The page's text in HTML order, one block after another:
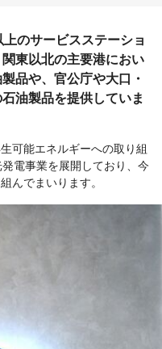
のサービスステーショ
東以北の主要港におい
品や、官公庁や大口・
油製品を提供していま
可能エネルギーへの取り組
電事業を展開しており、今
んでまいります。